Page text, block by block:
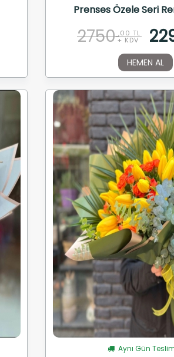
Prenses Özele Seri
2750 ,00 TL
+ KDV
HEMEN AL
Aynı Gün